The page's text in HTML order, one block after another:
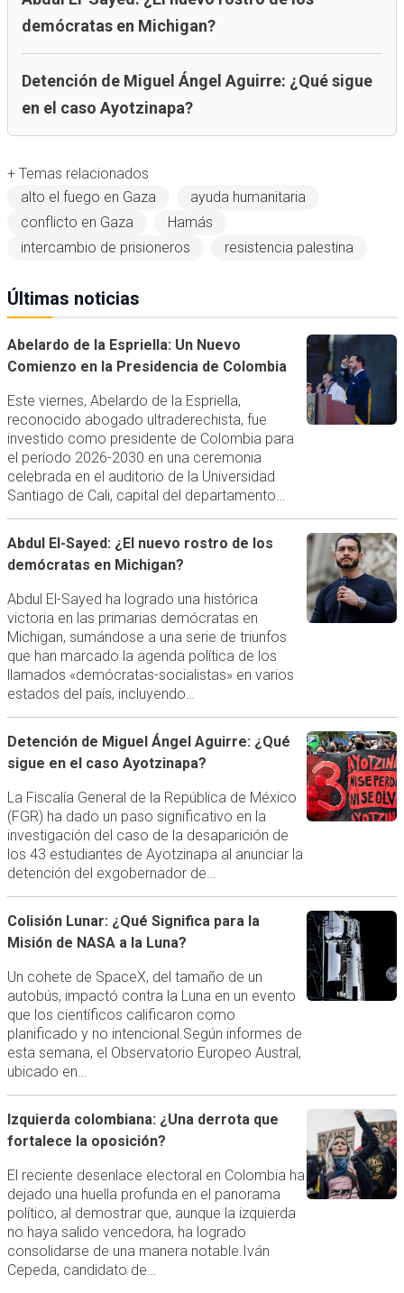
demócratas en Michigan?
Detención de Miguel Ángel Aguirre: ¿Qué sigue
en el caso Ayotzinapa?
+ Temas relacionados
alto el fuego en Gaza
ayuda humanitaria
conflicto en Gaza
Hamás
intercambio de prisioneros
resistencia palestina
Últimas noticias
Abelardo de la Espriella: Un Nuevo
Comienzo en la Presidencia de Colombia
Este viernes, Abelardo de la Espriella,
reconocido abogado ultraderechista, fue
investido como presidente de Colombia para
el período 2026-2030 en una ceremonia
celebrada en el auditorio de la Universidad
Santiago de Cali, capital del departamento…
Abdul El-Sayed: ¿El nuevo rostro de los
demócratas en Michigan?
Abdul El-Sayed ha logrado una histórica
victoria en las primarias demócratas en
Michigan, sumándose a una serie de triunfos
que han marcado la agenda política de los
llamados «demócratas-socialistas» en varios
estados del país, incluyendo…
Detención de Miguel Ángel Aguirre: ¿Qué
sigue en el caso Ayotzinapa?
La Fiscalía General de la República de México
(FGR) ha dado un paso significativo en la
investigación del caso de la desaparición de
los 43 estudiantes de Ayotzinapa al anunciar la
detención del exgobernador de…
Colisión Lunar: ¿Qué Significa para la
Misión de NASA a la Luna?
Un cohete de SpaceX, del tamaño de un
autobús, impactó contra la Luna en un evento
que los científicos calificaron como
planificado y no intencional.Según informes de
esta semana, el Observatorio Europeo Austral,
ubicado en…
Izquierda colombiana: ¿Una derrota que
fortalece la oposición?
El reciente desenlace electoral en Colombia ha
dejado una huella profunda en el panorama
político, al demostrar que, aunque la izquierda
no haya salido vencedora, ha logrado
consolidarse de una manera notable.Iván
Cepeda, candidato de…